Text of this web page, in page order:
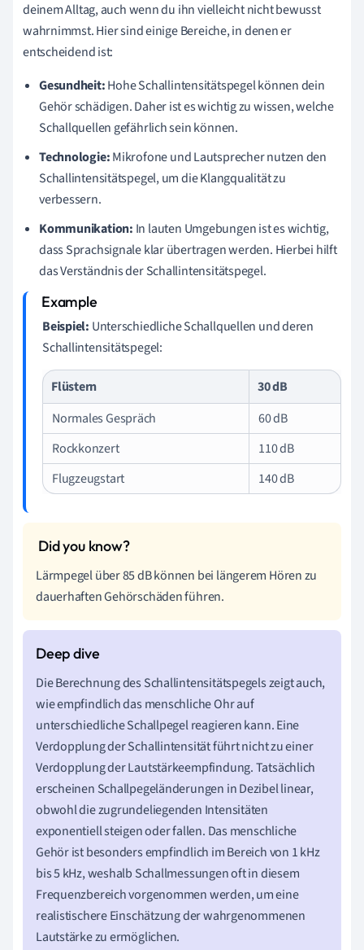
deinem Alltag, auch wenn du ihn vielleicht nicht bewusst
wahrnimmst. Hier sind einige Bereiche, in denen er
entscheidend ist:
Gesundheit:Hohe Schallintensitätspegel können dein
Gehör schädigen. Daher ist es wichtig zu wissen, welche
Schallquellen gefährlich sein können.
Technologie:Mikrofone und Lautsprecher nutzen den
Schallintensitätspegel, um die Klangqualität zu
verbessern.
Kommunikation: In lauten Umgebungen ist es wichtig,
dass Sprachsignale klar übertragen werden. Hierbei hilft
das Verständnis der Schallintensitätspegel.
Beispiel: Unterschiedliche Schallquellen und deren
Schallintensitätspegel:
Flüstern
30 dB
Normales Gespräch
60 dB
Rockkonzert
110 dB
Flugzeugstart
140 dB
Lärmpegel über 85 dB können bei längerem Hören zu
dauerhaften Gehörschäden führen.
Die Berechnung des Schallintensitätspegels zeigt auch,
wie empfindlich das menschliche Ohr auf
unterschiedliche Schallpegel reagieren kann. Eine
Verdopplung der Schallintensität führt nicht zu einer
Verdopplung der Lautstärkeempfindung. Tatsächlich
erscheinen Schallpegeländerungen in Dezibel linear,
obwohl die zugrundeliegenden Intensitäten
exponentiell steigen oder fallen. Das menschliche
Gehör ist besonders empfindlich im Bereich von 1 kHz
bis 5 kHz, weshalb Schallmessungen oft in diesem
Frequenzbereich vorgenommen werden, um eine
realistischere Einschätzung der wahrgenommenen
Lautstärke zu ermöglichen.